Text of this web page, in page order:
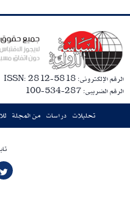
الرقم الإلكترونى: ISSN: 2812-5818
الرقم الضريبى: 287-534-100
تحليلات دراسات من المجلة